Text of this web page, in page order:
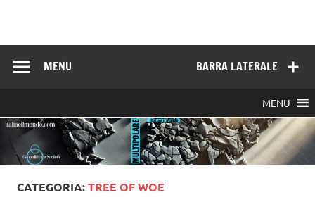
BARRA LATERALE
MENU
MENU
CATEGORIA:TREE OF WOE